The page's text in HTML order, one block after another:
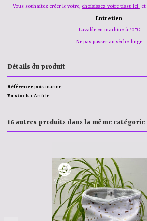
Vous souhaitez créer le votre, choisissez votre tissu ici et
Entretien
Lavable en machine à 30°C
Ne pas passer au sèche-linge
Détails du produit
Référence pois marine
En stock 1 Article
16 autres produits dans la même catégorie